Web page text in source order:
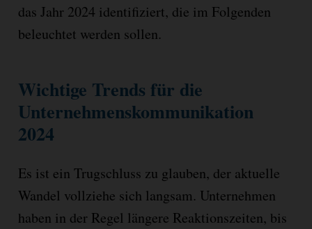
das Jahr 2024 identifiziert, die im Folgenden
beleuchtet werden sollen.
Wichtige Trends für die
Unternehmenskommunikation
2024
Es ist ein Trugschluss zu glauben, der aktuelle
Wandel vollziehe sich langsam. Unternehmen
haben in der Regel längere Reaktionszeiten, bis